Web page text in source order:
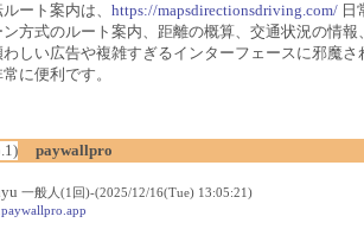
ート案内は、 https://mapsdirectionsdriving.com/日
ン方式のルート案内、距離の概算、交通状況の情
わしい広告や複雑すぎるインターフェースに邪魔
に便利です。
paywallpro
一般人(1回)-(2025/12/16(Tue) 13:05:21)